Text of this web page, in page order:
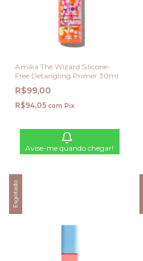
Amika The Wizard Silicone-
Free Detangling Primer 30ml
R$99,00
R$94,05 com Pix
Avise-me quando chegar!
Esgotado